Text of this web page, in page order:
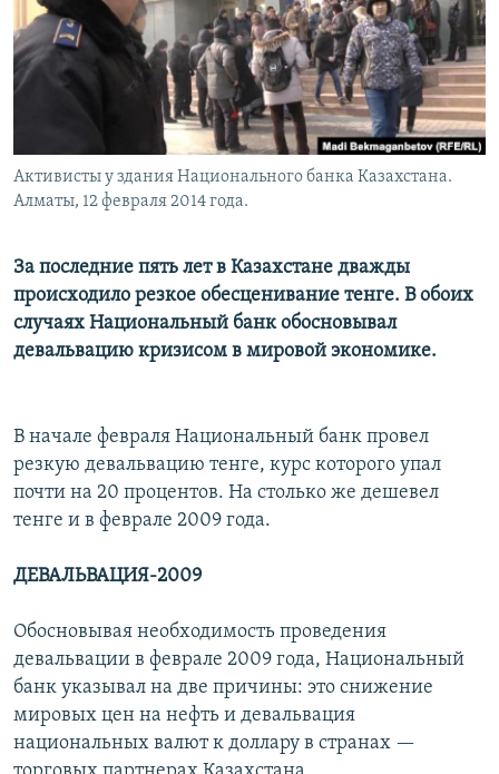
Активисты у здания Национального банка Казахстана.
Алматы, 12 февраля 2014 года.
За последние пять лет в Казахстане дважды
происходило резкое обесценивание тенге. В обоих
случаях Национальный банк обосновывал
девальвацию кризисом в мировой экономике.
В начале февраля Национальный банк провел
резкую девальвацию тенге, курс которого упал
почти на 20 процентов. На столько же дешевел
тенге и в феврале 2009 года.
ДЕВАЛЬВАЦИЯ-2009
Обосновывая необходимость проведения
девальвации в феврале 2009 года, Национальный
банк указывал на две причины: это снижение
мировых цен на нефть и девальвация
национальных валют к доллару в странах —